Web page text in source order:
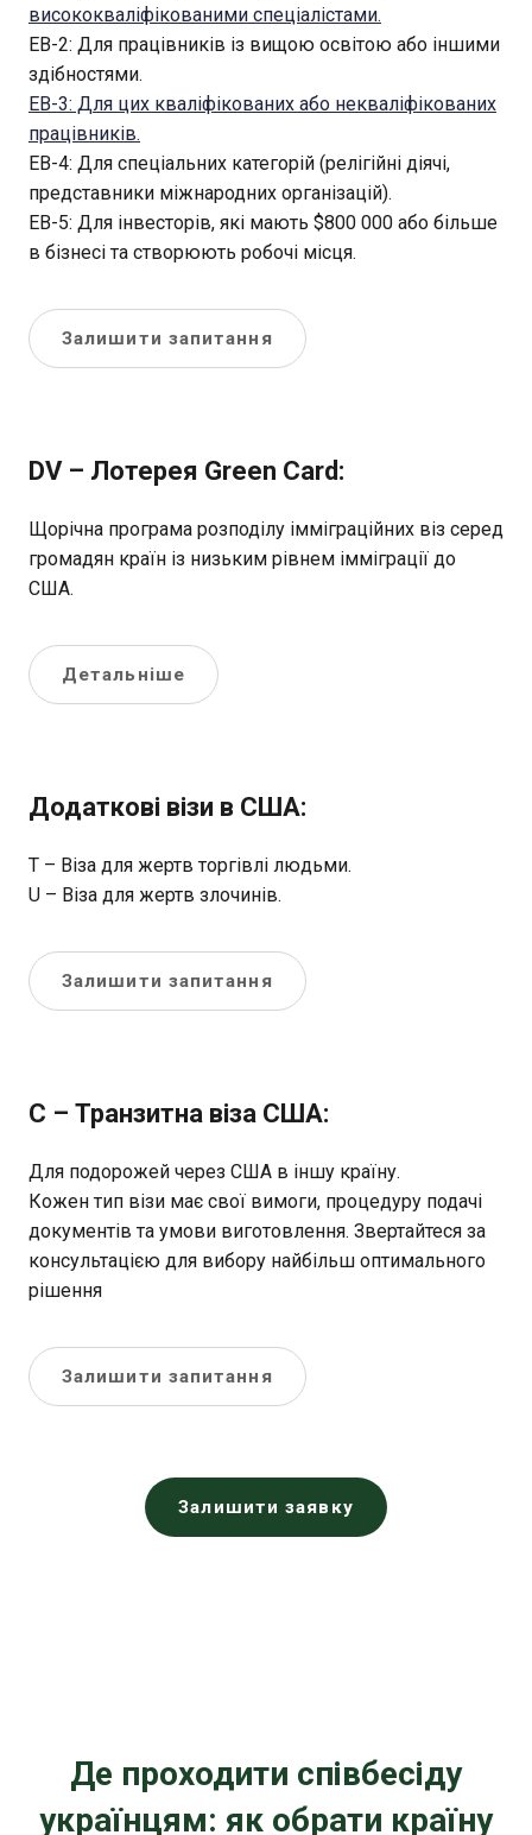
висококваліфікованими спеціалістами.
EB-2: Для працівників із вищою освітою або іншими
здібностями.
EB-3: Для цих кваліфікованих або некваліфікованих
працівників.
EB-4: Для спеціальних категорій (релігійні діячі,
представники міжнародних організацій).
EB-5: Для інвесторів, які мають $800 000 або більше
в бізнесі та створюють робочі місця.
Залишити запитання
DV – Лотерея Green Card:
Щорічна програма розподілу імміграційних віз серед
громадян країн із низьким рівнем імміграції до
США.
Детальніше
Додаткові візи в США:
Т – Віза для жертв торгівлі людьми.
U – Віза для жертв злочинів.
Залишити запитання
C – Транзитна віза США:
Для подорожей через США в іншу країну.
Кожен тип візи має свої вимоги, процедуру подачі
документів та умови виготовлення. Звертайтеся за
консультацією для вибору найбільш оптимального
рішення
Залишити запитання
Залишити заявку
Де проходити співбесіду
українцям: як обрати країну